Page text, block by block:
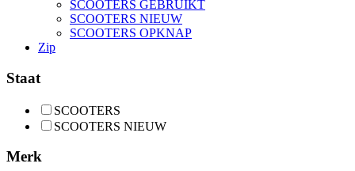
SCOOTERS GEBRUIKT
SCOOTERS NIEUW
SCOOTERS OPKNAP
Zip
Staat
SCOOTERS
SCOOTERS NIEUW
Merk